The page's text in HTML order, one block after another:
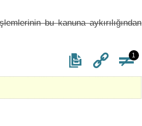
bu kanuna aykırılığından
1